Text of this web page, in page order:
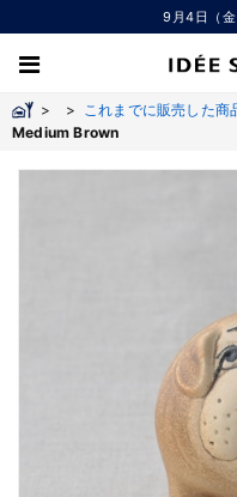
9月4日（
> > これまでに販売した商
Medium Brown